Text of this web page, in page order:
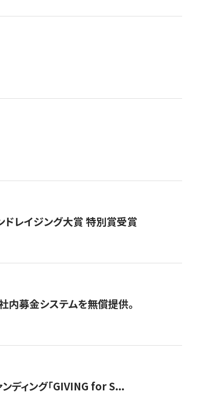
ドレイジング大賞 特別賞受賞
内募金システムを無償提供。
ディング「GIVING for S...